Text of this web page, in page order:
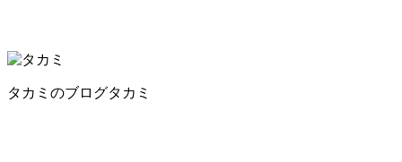
タカミのブログタカミ